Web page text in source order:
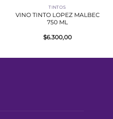
TINTOS
VINO TINTO LOPEZ MALBEC
750 ML
$6.300,00